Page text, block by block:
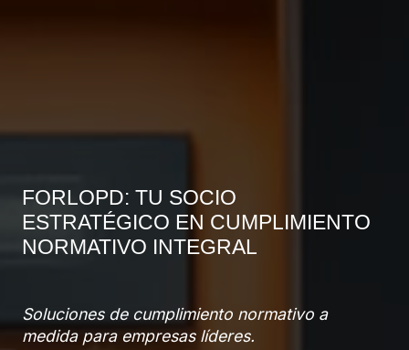
FORLOPD: TU SOCIO
ESTRATÉGICO EN CUMPLIMIENTO
NORMATIVO INTEGRAL
Soluciones de cumplimiento normativo a
medida para empresas líderes.